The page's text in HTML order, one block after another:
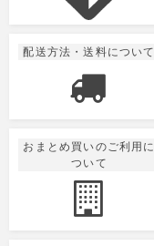
配送方法・送料について
おまとめ買いのご利用に
ついて